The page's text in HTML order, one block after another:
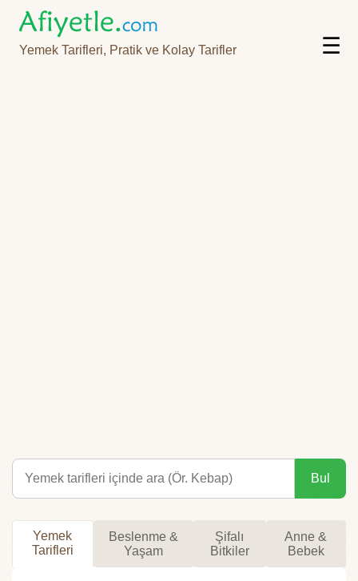
Yemek Tarifleri, Pratik ve Kolay Tarifler ☰
Bul
Yemek
Tarifleri
Beslenme &
Yaşam
Şifalı
Bitkiler
Anne &
Bebek